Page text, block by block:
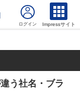
Impressサイト
う社名・ブラ